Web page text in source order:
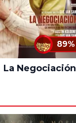
89%
La Negociación